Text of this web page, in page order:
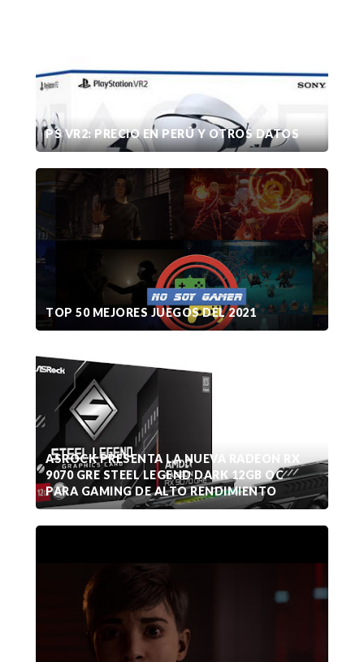
PS VR2: PRECIO EN PERÚ Y OTROS DATOS
TOP 50 MEJORES JUEGOS DEL 2021
ASROCK PRESENTA LA NUEVA RADEON RX
9070 GRE STEEL LEGEND DARK 12GB OC
PARA GAMING DE ALTO RENDIMIENTO